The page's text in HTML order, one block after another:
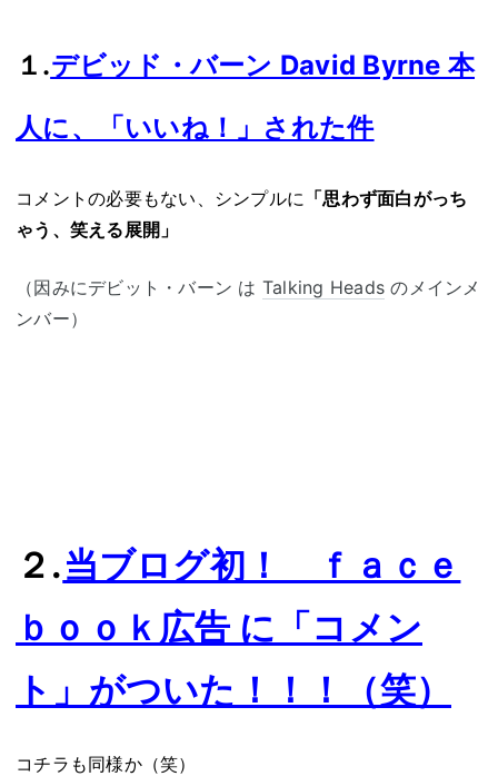
１.デビッド・バーン David Byrne 本
人に、「いいね！」された件
コメントの必要もない、シンプルに 「思わず面白がっち
ゃう、笑える展開」
（因みにデビット・バーン は Talking Heads のメインメ
ンバー）
２.当ブログ初！ ｆａｃｅ
ｂｏｏｋ広告 に「コメン
ト」がついた！！！（笑）
コチラも同様か（笑）